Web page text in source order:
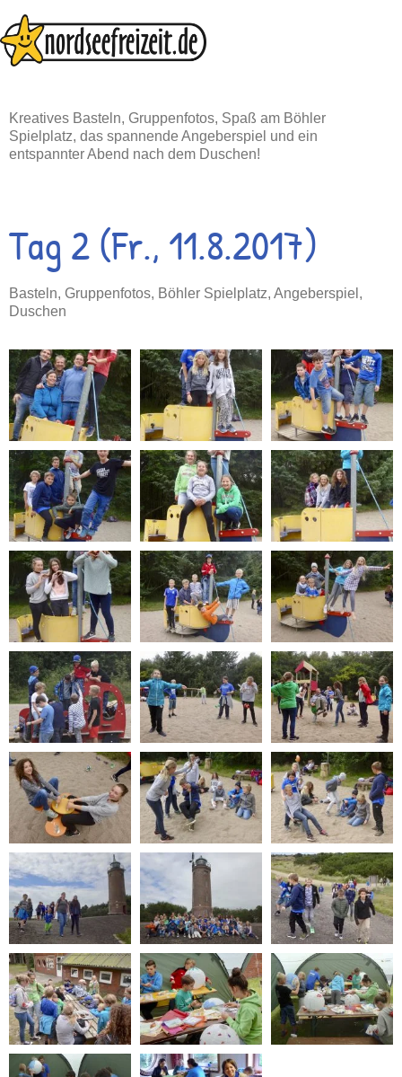
Inhalt
springen
Kreatives Basteln, Gruppenfotos, Spaß am Böhler
Spielplatz, das spannende Angeberspiel und ein
entspannter Abend nach dem Duschen!
Tag 2 (Fr., 11.8.2017)
Basteln, Gruppenfotos, Böhler Spielplatz, Angeberspiel,
Duschen